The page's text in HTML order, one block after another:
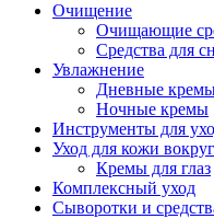
Очищение
Очищающие
Средства для
Увлажнение
Дневные
Ночные кремы
Инструменты для
Уход для кожи
Кремы для глаз
Комплексный уход
Сыворотки и